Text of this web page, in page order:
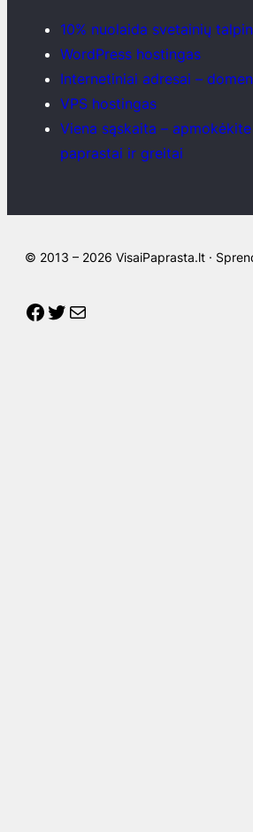
10% nuolaida svetainių
WordPress hostingas
Internetiniai adresai –
VPS hostingas
Viena sąskaita –
paprastai ir greitai
© 2013 – 2026 VisaiPaprasta.lt ·
Facebook
Twitter
Mail